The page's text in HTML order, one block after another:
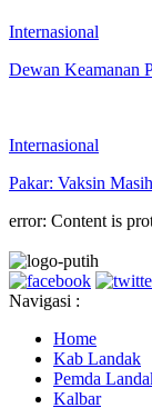
Internasional
Dewan Keamanan
Internasional
Pakar: Vaksin
error: Content is
Navigasi :
Home
Kab Landak
Pemda
Kalbar